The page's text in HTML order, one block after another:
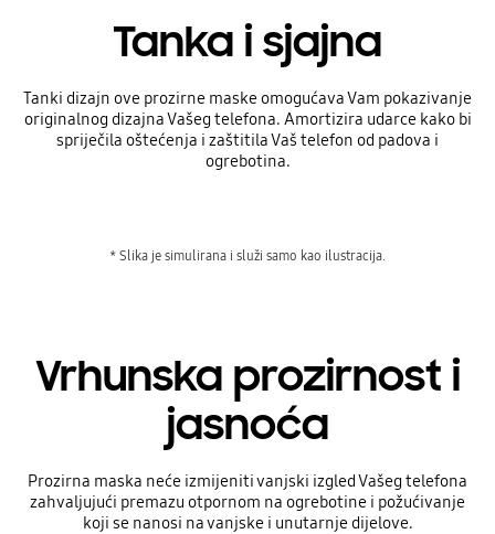
Tanka i sjajna
Tanki dizajn ove prozirne maske omogućava Vam pokazivanje
originalnog dizajna Vašeg telefona. Amortizira udarce kako bi
spriječila oštećenja i zaštitila Vaš telefon od padova i
ogrebotina.
* Slika je simulirana i služi samo kao ilustracija.
Vrhunska prozirnost i
jasnoća
Prozirna maska neće izmijeniti vanjski izgled Vašeg telefona
zahvaljujući premazu otpornom na ogrebotine i požućivanje
koji se nanosi na vanjske i unutarnje dijelove.